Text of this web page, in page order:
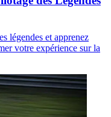
légendes et apprenez
votre expérience sur la